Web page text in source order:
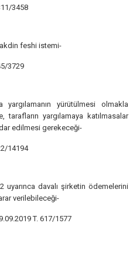
3458
feshi istemi-
3729
yürütülmesi olmakla
tarafların yargılamaya katılmasalar
edilmesi gerekeceği-
14194
davalı şirketin ödemelerini
verilebileceği-
T. 617/1577